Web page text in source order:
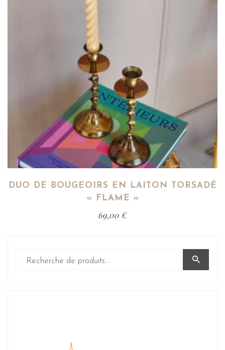
DUO DE BOUGEOIRS EN LAITON TORSADÉ
« FLAME »
69,00 €